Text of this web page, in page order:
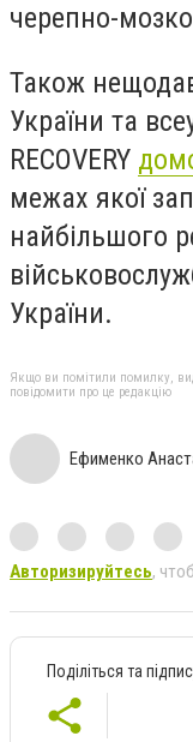
черепно-
Також
України та
RECOVERY
межах якої
найбільшого
України.
Якщо ви помітили помилку,
повідомити про це редакцію
Ефименко
Авторизируйтесь,
Поділіться та